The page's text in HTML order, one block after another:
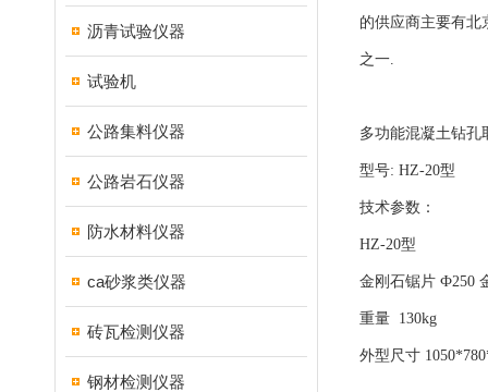
沥青试验仪器
试验机
公路集料仪器
公路岩石仪器
防水材料仪器
ca砂浆类仪器
砖瓦检测仪器
钢材检测仪器
的供应商主要有北
之一.
多功能混凝土钻孔
型号: HZ-20型
技术参数：
HZ-20型
金刚石锯片 Ф250
重量 130kg
外型尺寸